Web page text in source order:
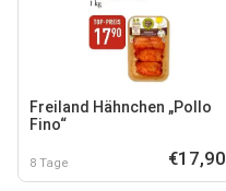
Freiland Hähnchen „Pollo
Fino“
8 Tage €17,90